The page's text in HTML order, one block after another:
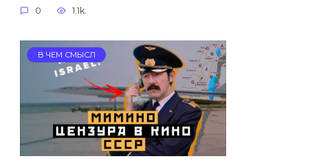
0 1.1k.
В ЧЕМ СМЫСЛ